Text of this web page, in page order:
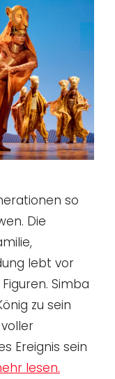
so
Die
lebt vor
Simba
zu sein
Ereignis sein
lesen.